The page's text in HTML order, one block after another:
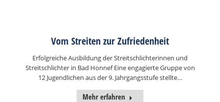
Vom Streiten zur Zufriedenheit
Erfolgreiche Ausbildung der Streitschlichterinnen und
Streitschlichter in Bad Honnef Eine engagierte Gruppe von
12 Jugendlichen aus der 9. Jahrgangsstufe stellte…
Mehr erfahren